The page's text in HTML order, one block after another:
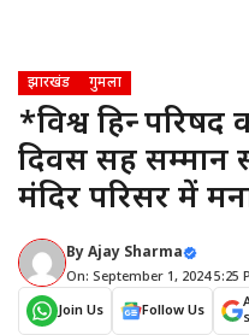
झारखंड गुमला
*विश्व हिन्दू
दिवस सह सम्मान
मंदिर परिसर में
ByAjay Sharma
On: September 1, 2024 5:25
Join Us
Follow Us